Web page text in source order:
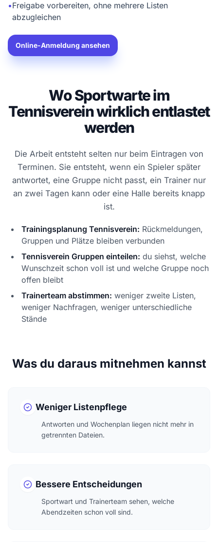
•Freigabe vorbereiten, ohne mehrere Listen
abzugleichen
Online-Anmeldung ansehen
Wo Sportwarte im
Tennisverein wirklich entlastet
werden
Die Arbeit entsteht selten nur beim Eintragen von
Terminen. Sie entsteht, wenn ein Spieler später
antwortet, eine Gruppe nicht passt, ein Trainer nur
an zwei Tagen kann oder eine Halle bereits knapp
ist.
Trainingsplanung Tennisverein: Rückmeldungen,
Gruppen und Plätze bleiben verbunden
Tennisverein Gruppen einteilen: du siehst, welche
Wunschzeit schon voll ist und welche Gruppe noch
offen bleibt
Trainerteam abstimmen: weniger zweite Listen,
weniger Nachfragen, weniger unterschiedliche
Stände
Was du daraus mitnehmen kannst
Weniger Listenpflege
Antworten und Wochenplan liegen nicht mehr in
getrennten Dateien.
Bessere Entscheidungen
Sportwart und Trainerteam sehen, welche
Abendzeiten schon voll sind.